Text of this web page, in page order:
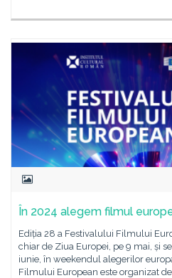
În 2024 alegem filmul
Ediția 28 a Festivalului Filmului
chiar de Ziua Europei, pe 9 mai, și
iunie, în weekendul alegerilor
Filmului European este organizat